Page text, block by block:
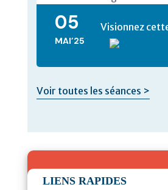
05
MAI’25
Visionnez
Voir toutes les séances >
LIENS RAPIDES